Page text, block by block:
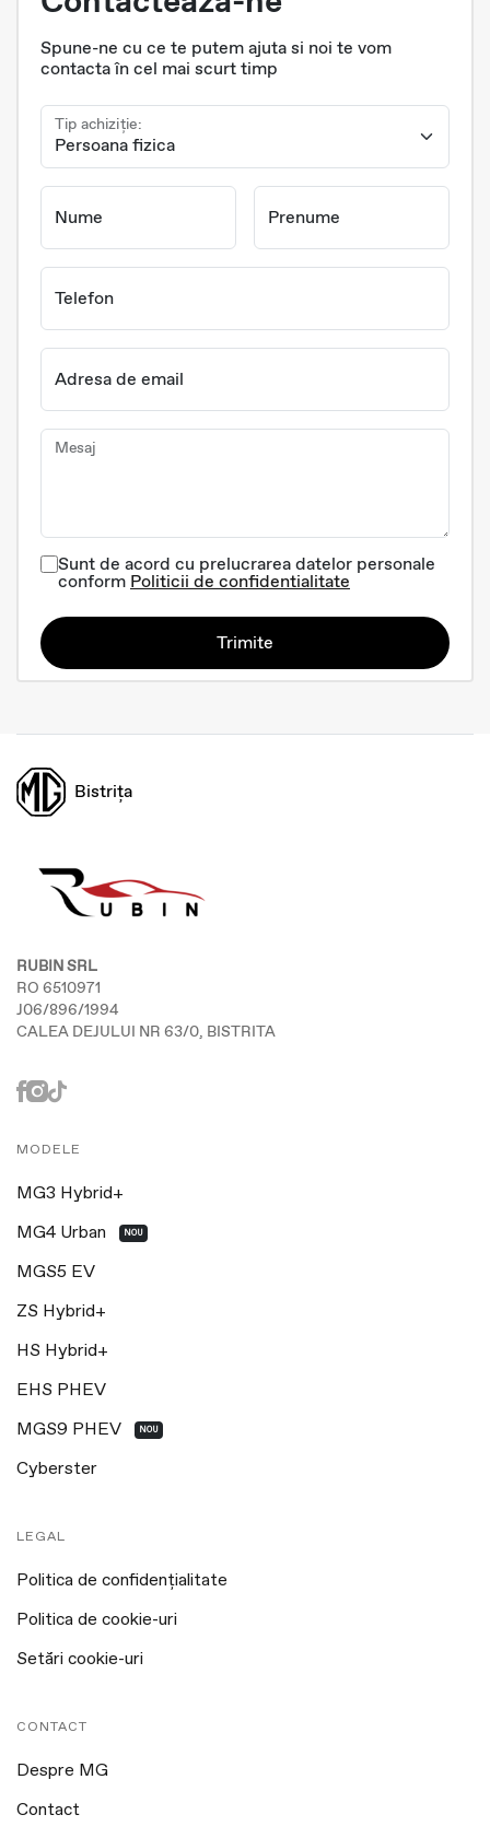
Spune-ne cu ce te putem ajuta si noi te vom
contacta în cel mai scurt timp
Tip achiziție:
Nume Prenume
Telefon
Adresa de email
Mesaj
Sunt de acord cu prelucrarea datelor personale
conform Politicii de confidentialitate
Trimite
Bistrița
RUBIN SRL
RO 6510971
J06/896/1994
CALEA DEJULUI NR 63/0, BISTRITA
MODELE
MG3 Hybrid+
MG4 Urban NOU
MGS5 EV
ZS Hybrid+
HS Hybrid+
EHS PHEV
MGS9 PHEV NOU
Cyberster
LEGAL
Politica de confidențialitate
Politica de cookie-uri
Setări cookie-uri
CONTACT
Despre MG
Contact